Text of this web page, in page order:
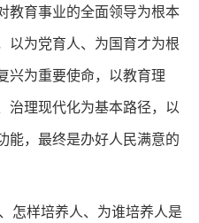
教育事业的全面领导为根本
以为党育人、为国育才为根
兴为重要使命，以教育理
治理现代化为基本路径，以
能，最终是办好人民满意的
怎样培养人、为谁培养人是